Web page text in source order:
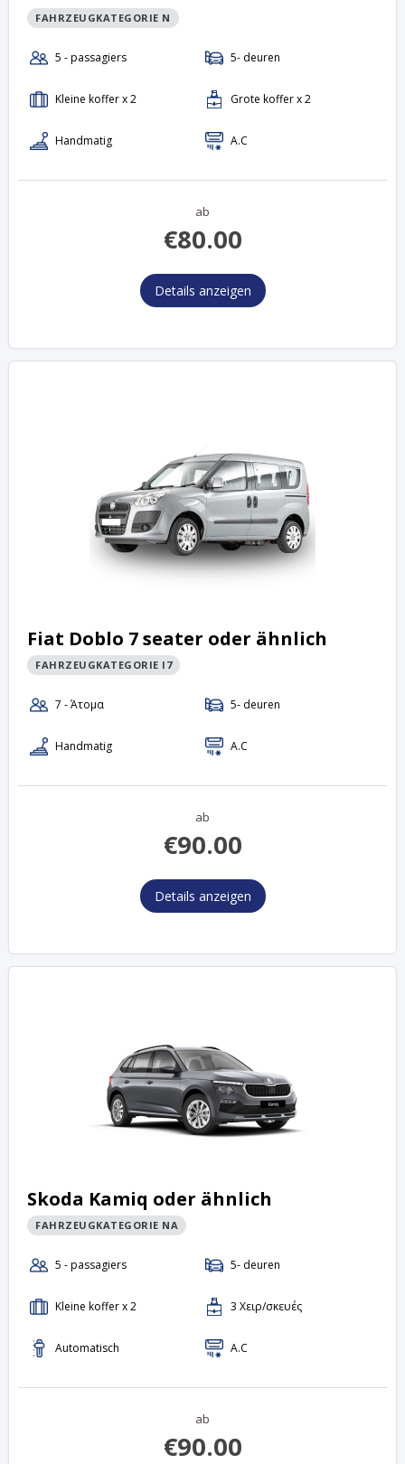
FAHRZEUGKATEGORIE N
ab
€80.00
Details anzeigen
Fiat Doblo 7 seater oder ähnlich
FAHRZEUGKATEGORIE I7
ab
€90.00
Details anzeigen
Skoda Kamiq oder ähnlich
FAHRZEUGKATEGORIE NA
ab
€90.00